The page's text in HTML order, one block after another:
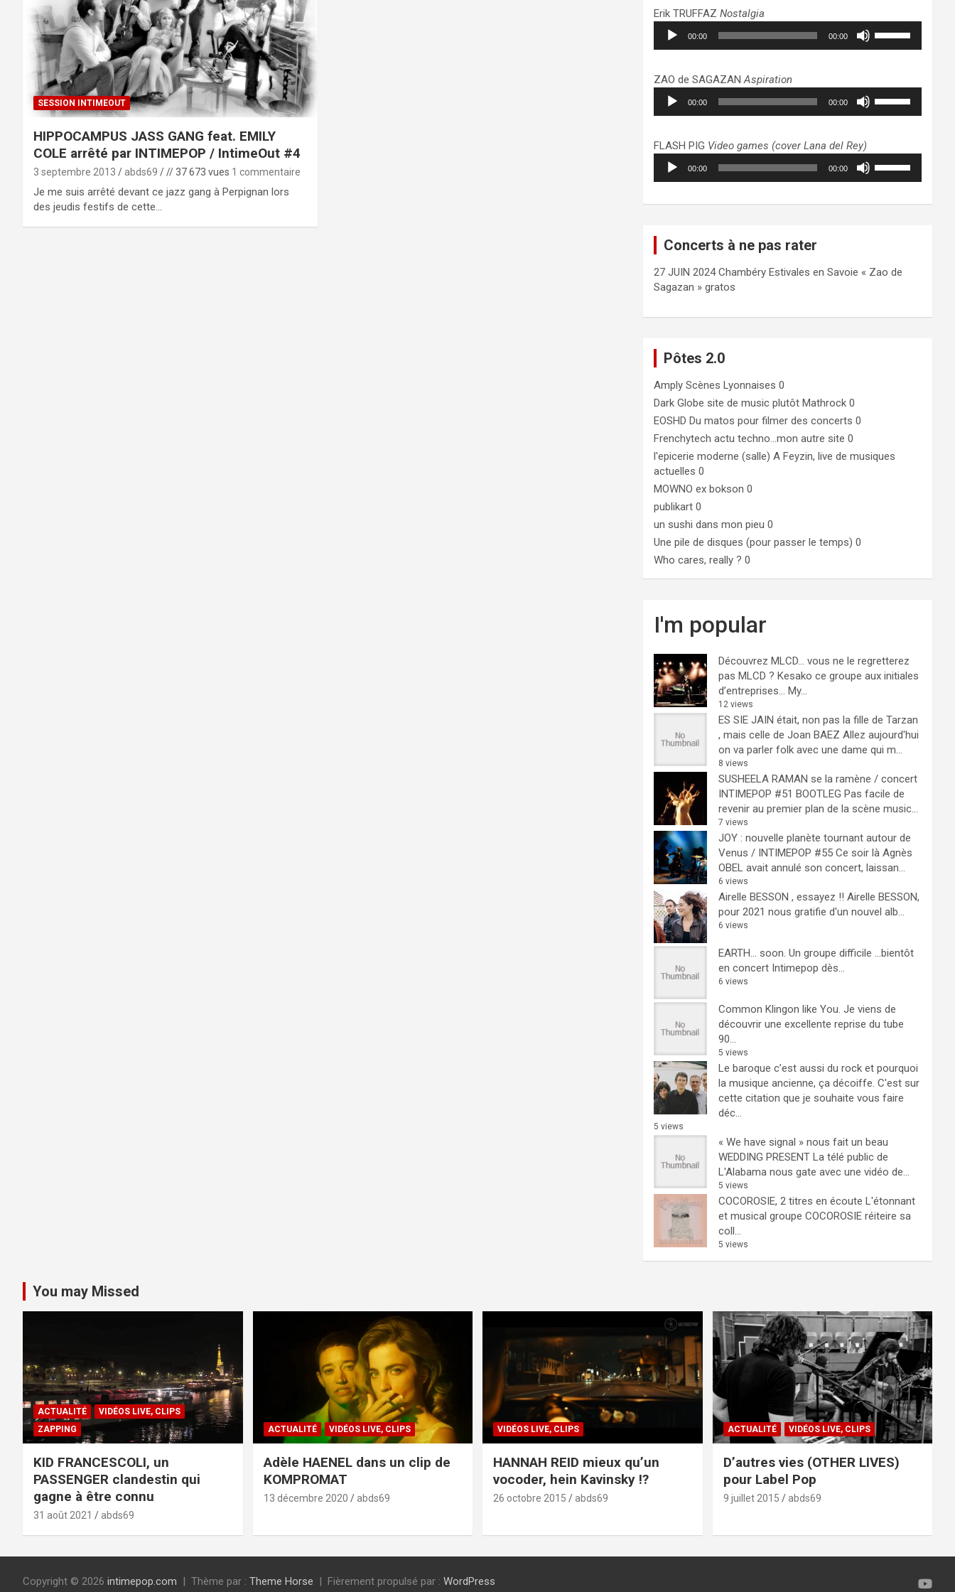
SESSION INTIMEOUT
HIPPOCAMPUS JASS GANG feat. EMILY
COLE arrêté par INTIMEPOP / IntimeOut #4
3 septembre 2013 abds69 // 37 673 vues 1 commentaire
Je me suis arrêté devant ce jazz gang à Perpignan lors
des jeudis festifs de cette…
pour
augmenter
ou
volume.
Erik TRUFFAZNostalgia
Lecteur
audio
00:00 00:00
pour
augmenter
ou
volume.
ZAO de SAGAZANAspiration
Lecteur
audio
00:00 00:00
pour
augmenter
ou
FLASH PIG Video games (cover Lana del Rey)
Lecteur
audio
00:00 00:00
haut/bas
le
Concerts à ne pas rater
27 JUIN 2024 Chambéry Estivales en Savoie « Zao de
Sagazan » gratos
Pôtes 2.0
Amply Scènes Lyonnaises 0
Dark Globe site de music plutôt Mathrock 0
EOSHD Du matos pour filmer des concerts 0
Frenchytech actu techno…mon autre site 0
l'epicerie moderne (salle) A Feyzin, live de musiques
actuelles 0
MOWNO ex bokson 0
publikart 0
un sushi dans mon pieu 0
Une pile de disques (pour passer le temps) 0
Who cares, really ? 0
I'm popular
Découvrez MLCD… vous ne le regretterez
pas MLCD ? Kesako ce groupe aux initiales
d’entreprises… My...
12 views
ES SIE JAIN était, non pas la fille de Tarzan
, mais celle de Joan BAEZ Allez aujourd'hui
on va parler folk avec une dame qui m...
8 views
SUSHEELA RAMAN se la ramène / concert
INTIMEPOP #51 BOOTLEG Pas facile de
revenir au premier plan de la scène music...
7 views
JOY : nouvelle planète tournant autour de
Venus / INTIMEPOP #55 Ce soir là Agnès
OBEL avait annulé son concert, laissan...
6 views
Airelle BESSON , essayez !! Airelle BESSON,
pour 2021 nous gratifie d'un nouvel alb...
6 views
EARTH… soon. Un groupe difficile ...bientôt
en concert Intimepop dès...
6 views
Common Klingon like You. Je viens de
découvrir une excellente reprise du tube
90...
5 views
Le baroque c’est aussi du rock et pourquoi
la musique ancienne, ça décoiffe. C'est sur
cette citation que je souhaite vous faire
déc...
5 views
« We have signal » nous fait un beau
WEDDING PRESENT La télé public de
L'Alabama nous gate avec une vidéo de...
5 views
COCOROSIE, 2 titres en écoute L'étonnant
et musical groupe COCOROSIE réiteire sa
coll...
5 views
You may Missed
ACTUALITÉ
VIDÉOS LIVE, CLIPS
ZAPPING
KID FRANCESCOLI, un
PASSENGER clandestin qui
gagne à être connu
31 août 2021 abds69
ACTUALITÉ VIDÉOS LIVE, CLIPS
Adèle HAENEL dans un clip de
KOMPROMAT
13 décembre 2020 abds69
VIDÉOS LIVE, CLIPS
HANNAH REID mieux qu’un
vocoder, hein Kavinsky !?
26 octobre 2015 abds69
ACTUALITÉ VIDÉOS LIVE, CLIPS
D’autres vies (OTHER LIVES)
pour Label Pop
9 juillet 2015 abds69
Copyright © 2026 intimepop.com Thème par : Theme Horse Fièrement propulsé par : WordPress